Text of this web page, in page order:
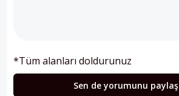
*Tüm alanları doldurunuz
Sen de yorumunu paylaş